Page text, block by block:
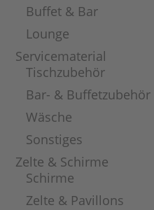
Buffet & Bar
Lounge
Servicematerial
Tischzubehör
Bar- & Buffetzubehör
Wäsche
Sonstiges
Zelte & Schirme
Schirme
Zelte & Pavillons